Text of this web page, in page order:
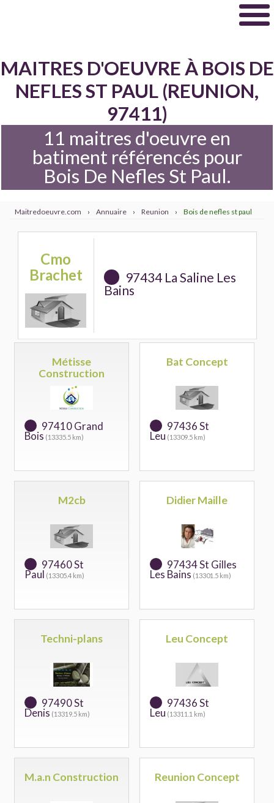
MAITRES D'OEUVRE À BOIS DE
NEFLES ST PAUL (REUNION,
97411)
11 maitres d'oeuvre en
batiment référencés pour
Bois De Nefles St Paul.
Maitredoeuvre.com › Annuaire › Reunion › Bois de nefles st paul
Cmo
Brachet
97434 La Saline Les
Bains
Métisse
Construction
97410 Grand
Bois (13335.5 km)
Bat Concept
97436 St
Leu (13309.5 km)
M2cb
97460 St
Paul (13305.4 km)
Didier Maille
97434 St Gilles
Les Bains (13301.5 km)
Techni-plans
97490 St
Denis (13319.5 km)
Leu Concept
97436 St
Leu (13311.1 km)
M.a.n Construction Reunion Concept